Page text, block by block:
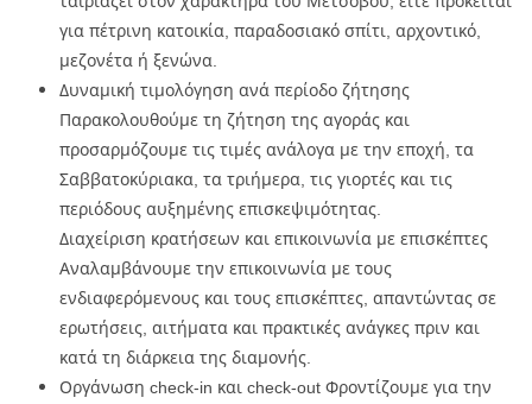
για πέτρινη κατοικία, παραδοσιακό σπίτι, αρχοντικό,
μεζονέτα ή ξενώνα.
Δυναμική τιμολόγηση ανά περίοδο ζήτησης
Παρακολουθούμε τη ζήτηση της αγοράς και
προσαρμόζουμε τις τιμές ανάλογα με την εποχή, τα
Σαββατοκύριακα, τα τριήμερα, τις γιορτές και τις
περιόδους αυξημένης επισκεψιμότητας.
Διαχείριση κρατήσεων και επικοινωνία με επισκέπτες
Αναλαμβάνουμε την επικοινωνία με τους
ενδιαφερόμενους και τους επισκέπτες, απαντώντας σε
ερωτήσεις, αιτήματα και πρακτικές ανάγκες πριν και
κατά τη διάρκεια της διαμονής.
Οργάνωση check-in και check-out Φροντίζουμε για την